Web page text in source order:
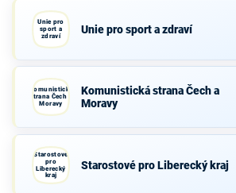
Unie pro
sport a
zdraví
Unie pro sport a zdraví
Komunistická
strana Čech a
Moravy
Komunistická strana Čech a
Moravy
Starostové
pro
Liberecký
kraj
Starostové pro Liberecký kraj